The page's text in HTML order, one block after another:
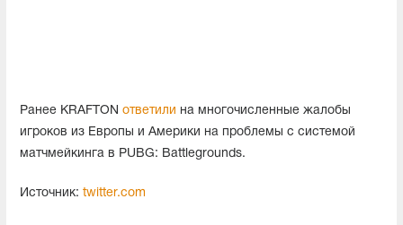
Ранее KRAFTON ответили на многочисленные жалобы
игроков из Европы и Америки на проблемы с системой
матчмейкинга в PUBG: Battlegrounds.
Источник: twitter.com